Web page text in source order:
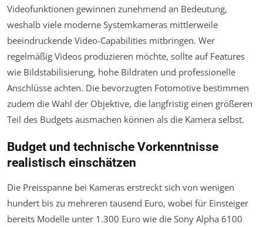
Videofunktionen gewinnen zunehmend an Bedeutung,
weshalb viele moderne Systemkameras mittlerweile
beeindruckende Video-Capabilities mitbringen. Wer
regelmäßig Videos produzieren möchte, sollte auf Features
wie Bildstabilisierung, hohe Bildraten und professionelle
Anschlüsse achten. Die bevorzugten Fotomotive bestimmen
zudem die Wahl der Objektive, die langfristig einen größeren
Teil des Budgets ausmachen können als die Kamera selbst.
Budget und technische Vorkenntnisse
realistisch einschätzen
Die Preisspanne bei Kameras erstreckt sich von wenigen
hundert bis zu mehreren tausend Euro, wobei für Einsteiger
bereits Modelle unter 1.300 Euro wie die Sony Alpha 6100